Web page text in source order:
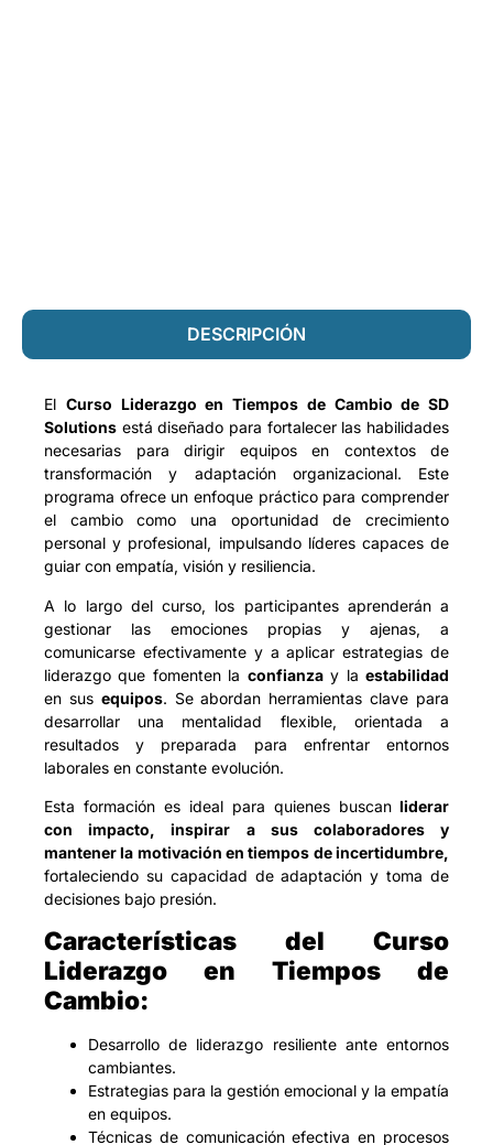
DESCRIPCIÓN
El Curso Liderazgo en Tiempos de Cambio de SD
Solutions está diseñado para fortalecer las habilidades
necesarias para dirigir equipos en contextos de
transformación y adaptación organizacional. Este
programa ofrece un enfoque práctico para comprender
el cambio como una oportunidad de crecimiento
personal y profesional, impulsando líderes capaces de
guiar con empatía, visión y resiliencia.
A lo largo del curso, los participantes aprenderán a
gestionar las emociones propias y ajenas, a
comunicarse efectivamente y a aplicar estrategias de
liderazgo que fomenten la confianzay laestabilidad
en sus equipos. Se abordan herramientas clave para
desarrollar una mentalidad flexible, orientada a
resultados y preparada para enfrentar entornos
laborales en constante evolución.
Esta formación es ideal para quienes buscan liderar
con impacto, inspirar a sus colaboradores y
mantener la motivación en tiempos de incertidumbre,
fortaleciendo su capacidad de adaptación y toma de
decisiones bajo presión.
Características del Curso
Liderazgo en Tiempos de
Cambio:
Desarrollo de liderazgo resiliente ante entornos
cambiantes.
Estrategias para la gestión emocional y la empatía
en equipos.
Técnicas de comunicación efectiva en procesos